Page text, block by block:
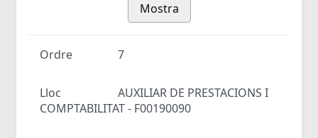
Mostra
Ordre 7
Lloc
AUXILIAR DE PRESTACIONS I
COMPTABILITAT - F00190090